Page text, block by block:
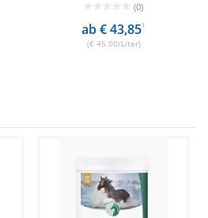
(0)
ab € 43,851
(€ 45,00/Liter)